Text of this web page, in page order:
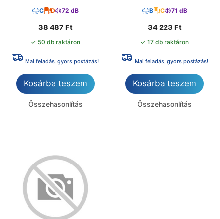
C D 72 dB
38 487 Ft
✓ 50 db raktáron
Mai feladás, gyors postázás!
Kosárba teszem
Összehasonlítás
B C 71 dB
34 223 Ft
✓ 17 db raktáron
Mai feladás, gyors postázás!
Kosárba teszem
Összehasonlítás